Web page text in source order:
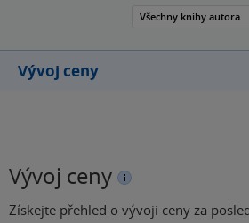
Všechny knihy autora
Vývoj ceny
Vývoj ceny
Získejte přehled o vývoji ceny za